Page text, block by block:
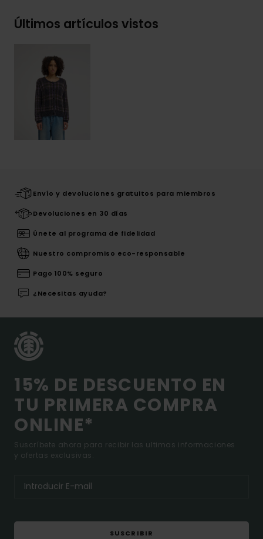
Últimos artículos vistos
Envío y devoluciones gratuitos para miembros
Devoluciones en 30 días
Únete al programa de fidelidad
Nuestro compromiso eco-responsable
Pago 100% seguro
¿Necesitas ayuda?
15% DE DESCUENTO EN
TU PRIMERA COMPRA
ONLINE*
Suscríbete ahora para recibir las ultimas informaciones
y ofertas exclusivas.
SUSCRIBIR